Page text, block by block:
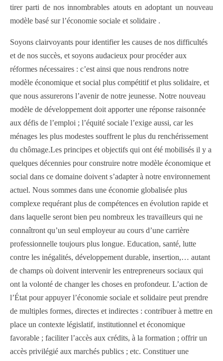
tirer parti de nos innombrables atouts en adoptant un nouveau
modèle basé sur l’économie sociale et solidaire .
Soyons clairvoyants pour identifier les causes de nos difficultés
et de nos succès, et soyons audacieux pour procéder aux
réformes nécessaires : c’est ainsi que nous rendrons notre
modèle économique et social plus compétitif et plus solidaire, et
que nous assurerons l’avenir de notre jeunesse. Notre nouveau
modèle de développement doit apporter une réponse raisonnée
aux défis de l’emploi ; l’équité sociale l’exige aussi, car les
ménages les plus modestes souffrent le plus du renchérissement
du chômage.Les principes et objectifs qui ont été mobilisés il y a
quelques décennies pour construire notre modèle économique et
social dans ce domaine doivent s’adapter à notre environnement
actuel. Nous sommes dans une économie globalisée plus
complexe requérant plus de compétences en évolution rapide et
dans laquelle seront bien peu nombreux les travailleurs qui ne
connaîtront qu’un seul employeur au cours d’une carrière
professionnelle toujours plus longue. Education, santé, lutte
contre les inégalités, développement durable, insertion,… autant
de champs où doivent intervenir les entrepreneurs sociaux qui
ont la volonté de changer les choses en profondeur. L’action de
l’État pour appuyer l’économie sociale et solidaire peut prendre
de multiples formes, directes et indirectes : contribuer à mettre en
place un contexte législatif, institutionnel et économique
favorable ; faciliter l’accès aux crédits, à la formation ; offrir un
accès privilégié aux marchés publics ; etc. Constituer une